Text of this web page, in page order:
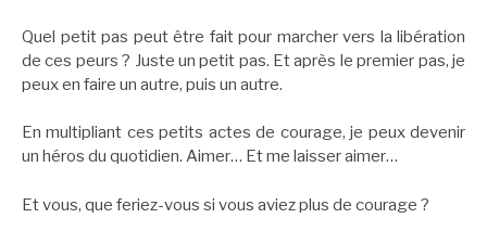
Quel petit pas peut être fait pour marcher vers la libération
de ces peurs ? Juste un petit pas. Et après le premier pas, je
peux en faire un autre, puis un autre.
En multipliant ces petits actes de courage, je peux devenir
un héros du quotidien. Aimer… Et me laisser aimer…
Et vous, que feriez-vous si vous aviez plus de courage ?